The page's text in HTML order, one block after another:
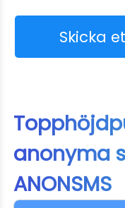
Skicka
anonyma
ANONSMS